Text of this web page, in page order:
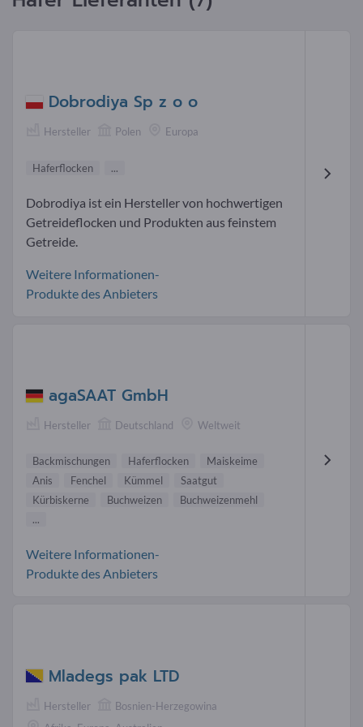
Dobrodiya Sp z o o
Hersteller Polen Europa
Haferflocken ...
Dobrodiya ist ein Hersteller von hochwertigen
Getreideflocken und Produkten aus feinstem
Getreide.
Weitere Informationen-
Produkte des Anbieters
agaSAAT GmbH
Hersteller Deutschland Weltweit
Backmischungen Haferflocken
Maiskeime
Anis
Fenchel Kümmel
Saatgut
Kürbiskerne
Buchweizen
Buchweizenmehl
...
Weitere Informationen-
Produkte des Anbieters
Mladegs pak LTD
Hersteller
Bosnien-Herzegowina